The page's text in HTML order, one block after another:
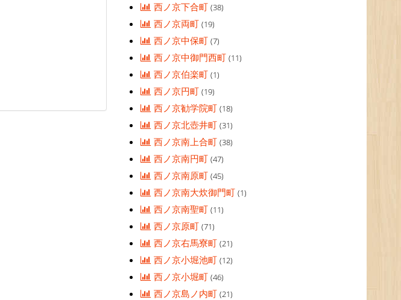
西ノ京下合町(38)
西ノ京両町(19)
西ノ京中保町(7)
西ノ京中御門西町(11)
西ノ京伯楽町(1)
西ノ京円町(19)
西ノ京勧学院町(18)
西ノ京北壺井町(31)
西ノ京南上合町(38)
西ノ京南円町(47)
西ノ京南原町(45)
西ノ京南大炊御門町(1)
西ノ京南聖町(11)
西ノ京原町(71)
西ノ京右馬寮町(21)
西ノ京小堀池町(12)
西ノ京小堀町(46)
西ノ京島ノ内町(21)